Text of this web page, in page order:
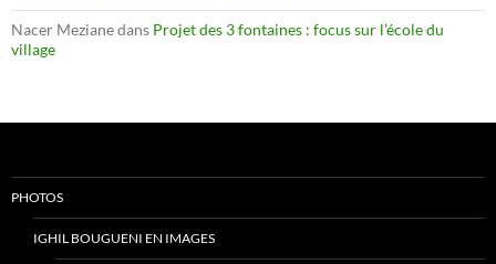
Nacer Mezianedans Projet des 3 fontaines : focus sur l’école du
village
PHOTOS
IGHIL BOUGUENI EN IMAGES